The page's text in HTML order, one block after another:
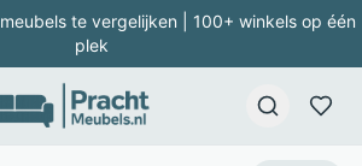
te vergelijken | 100+ winkels op één
plek